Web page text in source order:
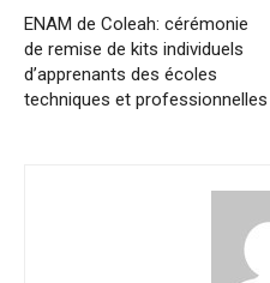
ENAM de Coleah: cérémonie
de remise de kits individuels
d’apprenants des écoles
techniques et professionnelles